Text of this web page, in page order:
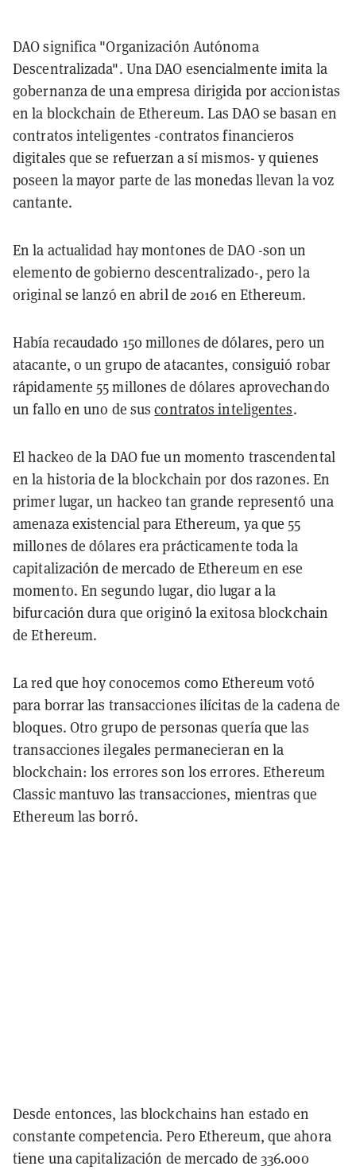
DAO significa "Organización Autónoma
Descentralizada". Una DAO esencialmente imita la
gobernanza de una empresa dirigida por accionistas
en la blockchain de Ethereum. Las DAO se basan en
contratos inteligentes -contratos financieros
digitales que se refuerzan a sí mismos- y quienes
poseen la mayor parte de las monedas llevan la voz
cantante.
En la actualidad hay montones de DAO -son un
elemento de gobierno descentralizado-, pero la
original se lanzó en abril de 2016 en Ethereum.
Había recaudado 150 millones de dólares, pero un
atacante, o un grupo de atacantes, consiguió robar
rápidamente 55 millones de dólares aprovechando
un fallo en uno de suscontratos inteligentes.
El hackeo de la DAO fue un momento trascendental
en la historia de la blockchain por dos razones. En
primer lugar, un hackeo tan grande representó una
amenaza existencial para Ethereum, ya que 55
millones de dólares era prácticamente toda la
capitalización de mercado de Ethereum en ese
momento. En segundo lugar, dio lugar a la
bifurcación dura que originó la exitosa blockchain
de Ethereum.
La red que hoy conocemos como Ethereum votó
para borrar las transacciones ilícitas de la cadena de
bloques. Otro grupo de personas quería que las
transacciones ilegales permanecieran en la
blockchain: los errores son los errores. Ethereum
Classic mantuvo las transacciones, mientras que
Ethereum las borró.
Desde entonces, las blockchains han estado en
constante competencia. Pero Ethereum, que ahora
tiene una capitalización de mercado de 336.000